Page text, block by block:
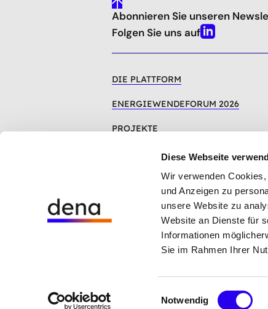
Diese Webseite
Wir verwenden
und Anzeigen zu
unsere Website zu
Website an Dienste für
Informationen
Sie im Rahmen Ihrer
Einwilligungsauswahl
Notwendig
gehe
nach
oben
Abonnieren Sie unseren
Folgen Sie uns aufLinkedin
DIE PLATTFORM
ENERGIEWENDEFORUM 2026
PROJEKTE
INFOCENTER
Hinweisgebersystem der dena
Cookie-Einstellungen